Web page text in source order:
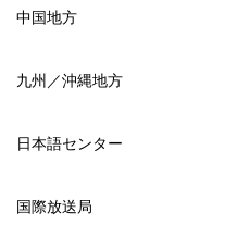
中国地方
九州／沖縄地方
日本語センター
国際放送局